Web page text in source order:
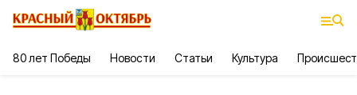
80 лет Победы Новости Статьи Культура